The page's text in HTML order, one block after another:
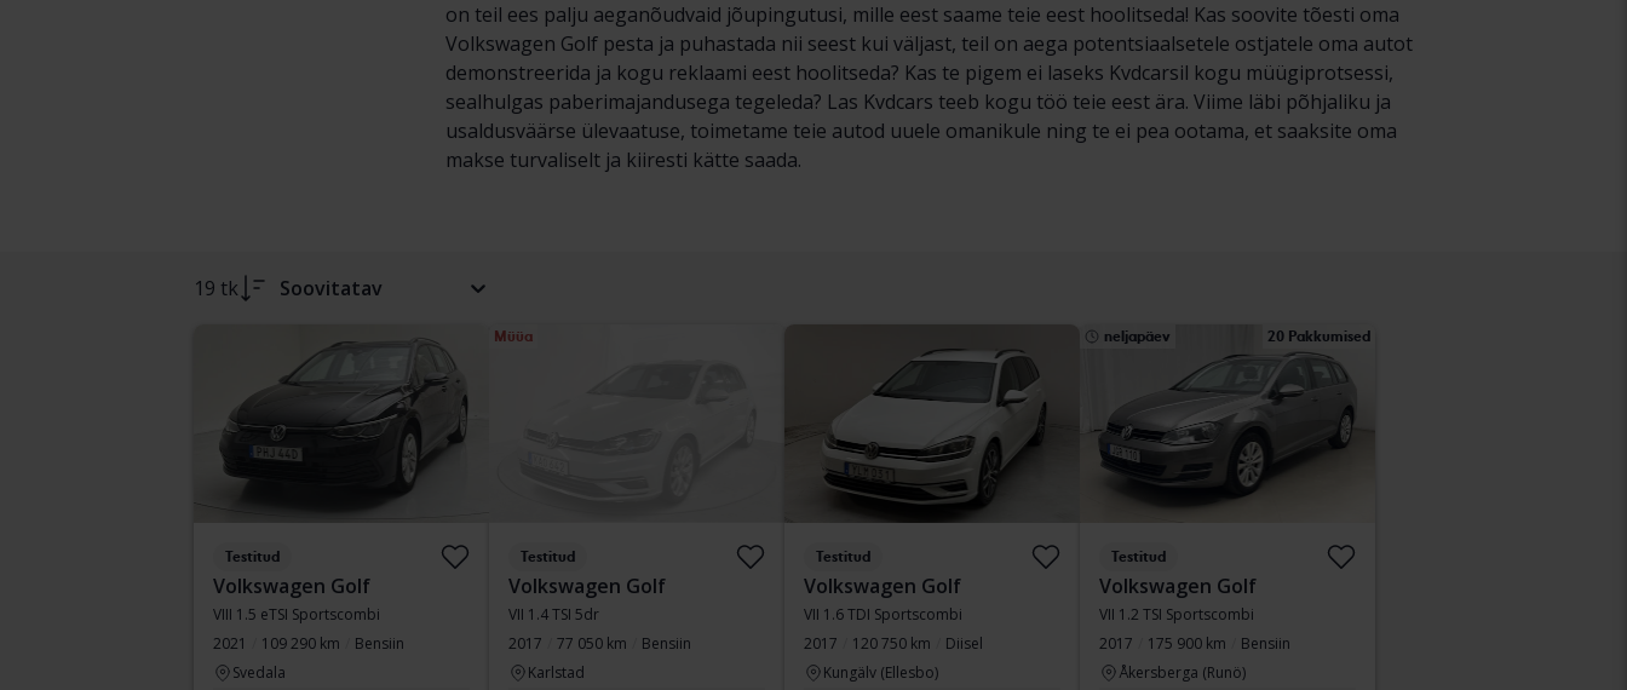
on teil ees palju aeganõudvaid jõupingutusi, mille eest saame teie eest hoolitseda! Kas soovite tõesti oma
Volkswagen Golf pesta ja puhastada nii seest kui väljast, teil on aega potentsiaalsetele ostjatele oma autot
demonstreerida ja kogu reklaami eest hoolitseda? Kas te pigem ei laseks Kvdcarsil kogu müügiprotsessi,
sealhulgas paberimajandusega tegeleda? Las Kvdcars teeb kogu töö teie eest ära. Viime läbi põhjaliku ja
usaldusväärse ülevaatuse, toimetame teie autod uuele omanikule ning te ei pea ootama, et saaksite oma
makse turvaliselt ja kiiresti kätte saada.
19 tk Soovitatav
Testitud
Volkswagen Golf
VIII 1.5 eTSI Sportscombi
2021
109 290 km
Bensiin
Svedala
Müüa
Testitud
Volkswagen Golf
VII 1.4 TSI 5dr
2017
77 050 km
Bensiin
Karlstad
Testitud
Volkswagen Golf
VII 1.6 TDI Sportscombi
2017
120 750 km
Diisel
Kungälv (Ellesbo)
neljapäev 20 Pakkumised
Testitud
Volkswagen Golf
VII 1.2 TSI Sportscombi
2017
175 900 km
Bensiin
Åkersberga (Runö)